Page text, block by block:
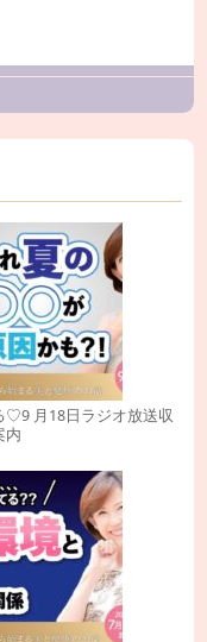
♡9 月18日ラジオ放送収
内